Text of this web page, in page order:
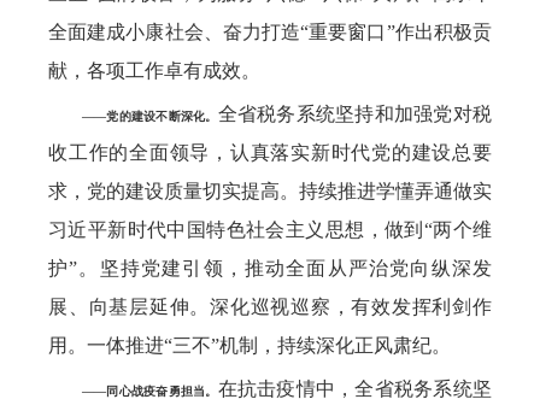
全面建成小康社会、奋力打造“重要窗口”作出积极贡
献，各项工作卓有成效。
——党的建设不断深化。 全省税务系统坚持和加强党对税
收工作的全面领导，认真落实新时代党的建设总要
求，党的建设质量切实提高。持续推进学懂弄通做实
习近平新时代中国特色社会主义思想，做到“两个维
护”。坚持党建引领，推动全面从严治党向纵深发
展、向基层延伸。深化巡视巡察，有效发挥利剑作
用。一体推进“三不”机制，持续深化正风肃纪。
——同心战疫奋勇担当。 在抗击疫情中，全省税务系统坚